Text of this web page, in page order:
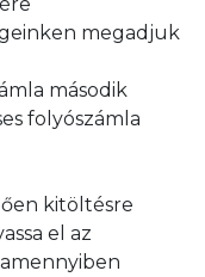
megadjuk
második
folyószámla
kitöltésre
el az